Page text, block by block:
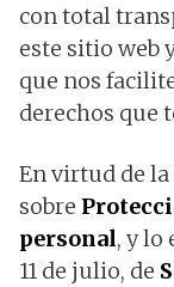
con total
este sitio web
que nos
derechos que
En virtud de la
sobre
personal, y lo
11 de julio, de